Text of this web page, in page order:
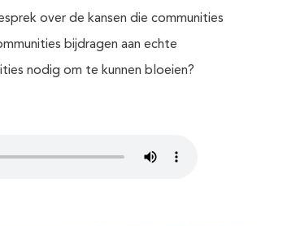
over de kansen die communities
bijdragen aan echte
nodig om te kunnen bloeien?